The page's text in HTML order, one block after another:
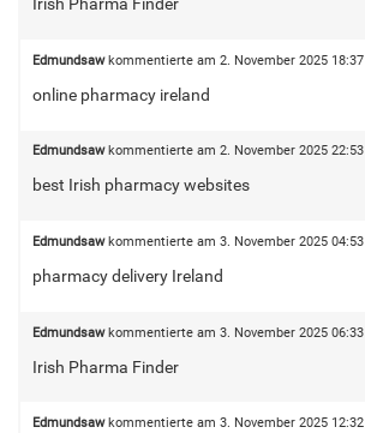
Irish Pharma Finder
Edmundsawkommentierte am 2. November 2025 18:37
online pharmacy ireland
Edmundsawkommentierte am 2. November 2025 22:53
best Irish pharmacy websites
Edmundsawkommentierte am 3. November 2025 04:53
pharmacy delivery Ireland
Edmundsawkommentierte am 3. November 2025 06:33
Irish Pharma Finder
Edmundsawkommentierte am 3. November 2025 12:32